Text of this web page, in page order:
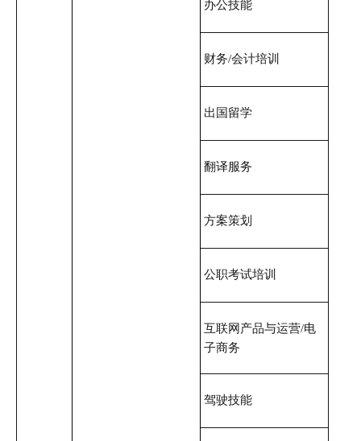
办公技能
财务/会计培训
出国留学
翻译服务
方案策划
公职考试培训
互联网产品与运营/电
子商务
驾驶技能